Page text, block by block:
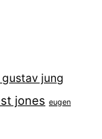
jung
jones eugen